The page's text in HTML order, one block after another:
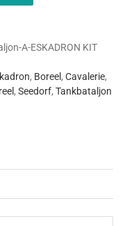
A-ESKADRON KIT
, Boreel , Cavalerie,
, Seedorf, Tankbataljon